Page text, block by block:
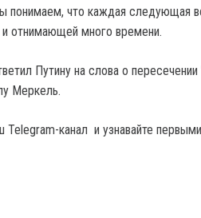
понимаем, что каждая следующая
и отнимающей много времени.
Путину на слова о
Меркель.
Telegram-канал и узнавайте